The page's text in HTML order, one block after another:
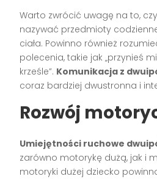
Warto zwrócić uwagę na to,
nazywać przedmioty
ciała. Powinno również
polecenia, takie jak „przynieś
krześle”. Komunikacja z
coraz bardziej dwustronna i
Rozwój
Umiejętności ruchowe
zarówno motorykę dużą, jak i
motoryki dużej dziecko